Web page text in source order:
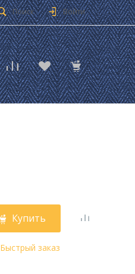
Поиск Войти
Купить
Быстрый заказ